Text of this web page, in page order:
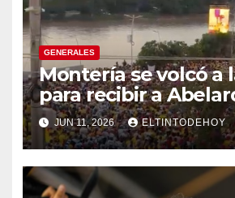
GENERALES
Montería se volcó a
para recibir a
Espriella
JUN 11, 2026 ELTINTODEHOY